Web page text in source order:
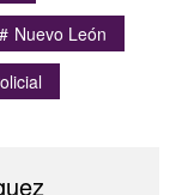
Nuevo León